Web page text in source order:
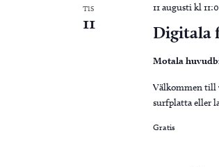
TIS
11 Digitala
11 augusti kl
Motala
Välkommen till
surfplatta eller
Gratis